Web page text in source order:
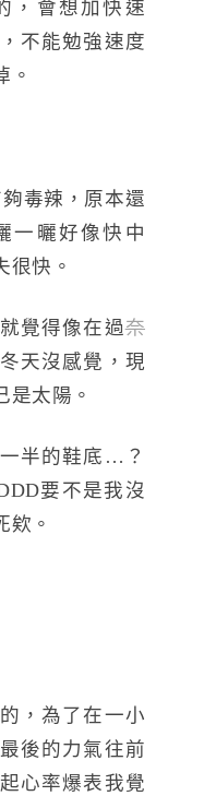
，會想加快速
不能勉強速度
。
毒辣，原本還
一曬好像快中
很快。
覺得像在過奈
天沒感覺，現
是太陽。
半的鞋底…？
要不是我沒
欸。
，為了在一小
後的力氣往前
心率爆表我覺